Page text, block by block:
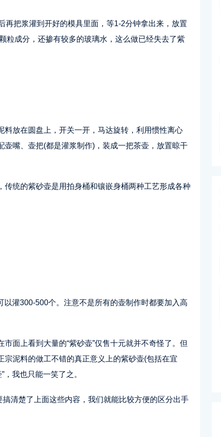
把浆灌到开好的模具里面，等1-2分钟拿出来，放置
粒成分，还掺有较多的玻璃水，这么做已经失去了紫
放在圆盘上，开关一开，马达旋转，利用惯性离心
嘴、壶把(都是灌浆制作)，装成一把茶壶，放置晾干
统的紫砂壶是用拍身桶和镶嵌身桶两种工艺形成各种
灌300-500个。注意不是所有的壶制作时都要加入高
面上看到大量的“紫砂壶”仅售十元就并不奇怪了。但
泥料的做工不错的真正意义上的紫砂壶(包括在宜
我也只能一笑了之。
清楚了上面这些内容，我们就能比较方便的区分出手